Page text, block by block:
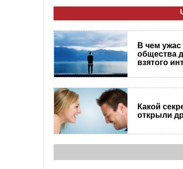
В чем ужас
общества
взятого
Какой
открыли